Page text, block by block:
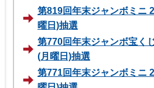
第819回年末ジャンボミニ
曜日)抽選
第770回年末ジャンボ宝く
(月曜日)抽選
第771回年末ジャンボミニ